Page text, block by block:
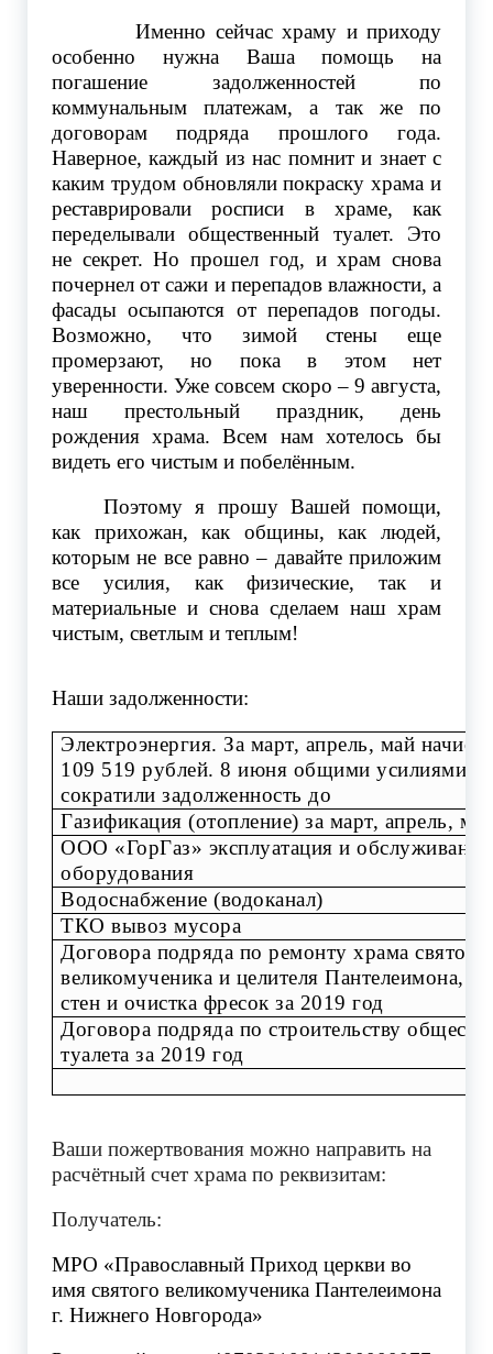
Именно сейчас храму и приходу
особенно нужна Ваша помощь на
погашение задолженностей по
коммунальным платежам, а так же по
договорам подряда прошлого года.
Наверное, каждый из нас помнит и знает с
каким трудом обновляли покраску храма и
реставрировали росписи в храме, как
переделывали общественный туалет. Это
не секрет. Но прошел год, и храм снова
почернел от сажи и перепадов влажности, а
фасады осыпаются от перепадов погоды.
Возможно, что зимой стены еще
промерзают, но пока в этом нет
уверенности. Уже совсем скоро – 9 августа,
наш престольный праздник, день
рождения храма. Всем нам хотелось бы
видеть его чистым и побелённым.
Поэтому я прошу Вашей помощи,
как прихожан, как общины, как людей,
которым не все равно – давайте приложим
все усилия, как физические, так и
материальные и снова сделаем наш храм
чистым, светлым и теплым!
Наши задолженности:
Электроэнергия. За март, апрель, май
109 519 рублей. 8 июня общими усилиями
сократили задолженность до
Газификация (отопление) за март, апрель,
ООО «ГорГаз» эксплуатация и обслуживание
оборудования
Водоснабжение (водоканал)
ТКО вывоз мусора
Договора подряда по ремонту храма святого
великомученика и целителя Пантелеимона,
стен и очистка фресок за 2019 год
Договора подряда по строительству
туалета за 2019 год
Ваши пожертвования можно направить на
расчётный счет храма по реквизитам:
Получатель:
МРО «Православный Приход церкви во
имя святого великомученика Пантелеимона
г. Нижнего Новгорода»